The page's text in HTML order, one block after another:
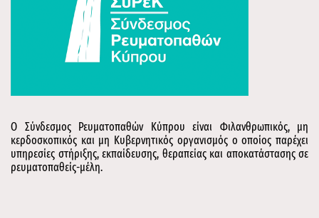
Ο Σύνδεσμος Ρευματοπαθών Κύπρου είναι Φιλανθρωπικός, μη
κερδοσκοπικός και μη Κυβερνητικός οργανισμός ο οποίος παρέχει
υπηρεσίες στήριξης, εκπαίδευσης, θεραπείας και αποκατάστασης σε
ρευματοπαθείς-μέλη.